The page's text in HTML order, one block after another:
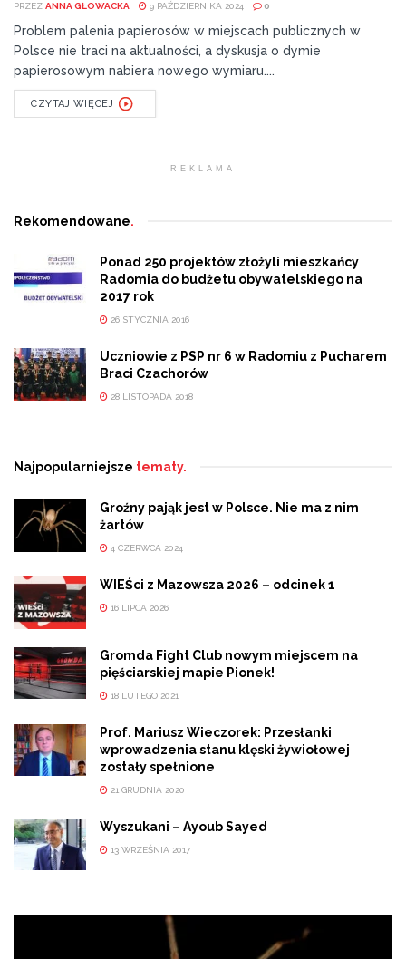
PRZEZ ANNA GŁOWACKA 9 PAŹDZIERNIKA 2024 0
Problem palenia papierosów w miejscach publicznych w
Polsce nie traci na aktualności, a dyskusja o dymie
papierosowym nabiera nowego wymiaru....
CZYTAJ WIĘCEJ
REKLAMA
Rekomendowane.
Ponad 250 projektów złożyli mieszkańcy
Radomia do budżetu obywatelskiego na
2017 rok
26 STYCZNIA 2016
Uczniowie z PSP nr 6 w Radomiu z Pucharem
Braci Czachorów
28 LISTOPADA 2018
Najpopularniejsze tematy.
Groźny pająk jest w Polsce. Nie ma z nim
żartów
4 CZERWCA 2024
WIEŚci z Mazowsza 2026 – odcinek 1
16 LIPCA 2026
Gromda Fight Club nowym miejscem na
pięściarskiej mapie Pionek!
18 LUTEGO 2021
Prof. Mariusz Wieczorek: Przesłanki
wprowadzenia stanu klęski żywiołowej
zostały spełnione
21 GRUDNIA 2020
Wyszukani – Ayoub Sayed
13 WRZEŚNIA 2017